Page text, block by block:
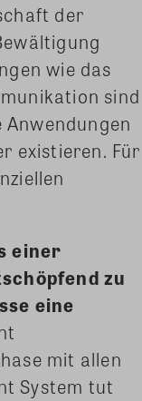
der
wie das
sind
existieren. Für
einer
zu
eine
mit allen
System tut